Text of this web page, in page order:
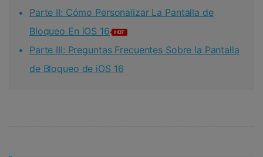
Parte II: Cómo Personalizar La Pantalla de
Bloqueo En iOS 16
Parte III: Preguntas Frecuentes Sobre la Pantalla
de Bloqueo de iOS 16